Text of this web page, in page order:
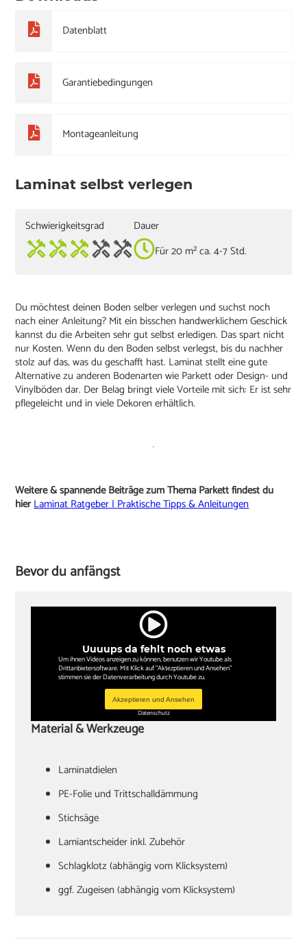
Datenblatt
Garantiebedingungen
Montageanleitung
Laminat selbst verlegen
Schwierigkeitsgrad
Dauer
Für 20 m² ca. 4-7 Std.
Du möchtest deinen Boden selber verlegen und suchst noch
nach einer Anleitung? Mit ein bisschen handwerklichem Geschick
kannst du die Arbeiten sehr gut selbst erledigen. Das spart nicht
nur Kosten. Wenn du den Boden selbst verlegst, bis du nachher
stolz auf das, was du geschafft hast. Laminat stellt eine gute
Alternative zu anderen Bodenarten wie Parkett oder Design- und
Vinylböden dar. Der Belag bringt viele Vorteile mit sich: Er ist sehr
pflegeleicht und in viele Dekoren erhältlich.
Weitere & spannende Beiträge zum Thema Parkett findest du
hierLaminat Ratgeber | Praktische Tipps & Anleitungen
Bevor du anfängst
Uuuups da fehlt noch etwas
Um ihnen Videos anzeigen zu können, benutzen wir Youtube als
Drittanbietersoftware. Mit Klick auf "Aktezptieren und Ansehen"
stimmen sie der Datenverarbeitung durch Youtube zu.
Akzeptieren und Ansehen
Datenschutz
Material & Werkzeuge
Laminatdielen
PE-Folie und Trittschalldämmung
Stichsäge
Lamiantscheider inkl. Zubehör
Schlagklotz (abhängig vom Klicksystem)
ggf. Zugeisen (abhängig vom Klicksystem)